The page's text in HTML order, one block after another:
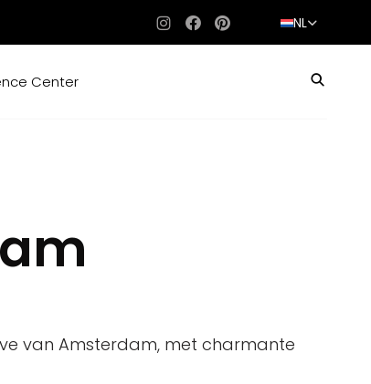
Instagram
Facebook
PinterestNL
Center
van Amsterdam, met charmante